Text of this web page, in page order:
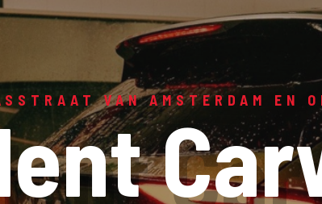
Waspas opwaarderen
Waspas particulier
Waspas zakelijk
Waspas voor taxi’s
Wasstraat Amsterdam
Wasstraat tarieven
Wasboxen Amsterdam
Stofzuigplein Amsterdam
Auto producten
Bandenpomp
Ruitenwisservloeistof
Veel
Team
Nieuws
VAN AMSTERDAM EN